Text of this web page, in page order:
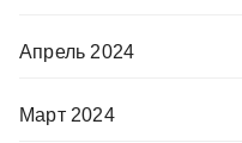
Апрель 2024
Март 2024